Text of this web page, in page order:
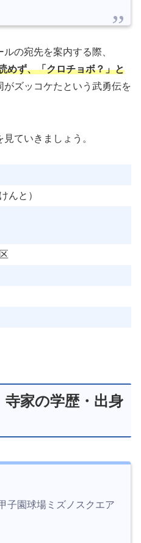
の宛先を案内する際、
めず、「クロチョボ？」と
がズッコケたという武勇伝を
ていきましょう。
と）
寺家の学歴・出身
子園球場ミズノスクエア